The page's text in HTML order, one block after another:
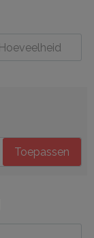
Toepassen